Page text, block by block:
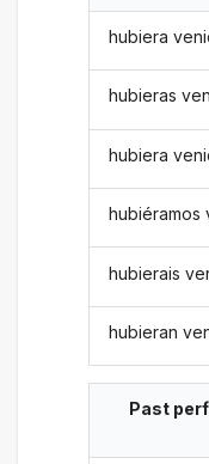
hubiera
hubieras
hubiera
hubiéramos
hubierais
hubieran
Past